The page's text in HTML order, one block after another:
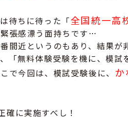
待ちに待った「全国統一高
張感漂う面持ちです…
間近というのもあり、結果
「無料体験受験を機に、模
で今回は、模試受験後に、 か
確に実施すべし！